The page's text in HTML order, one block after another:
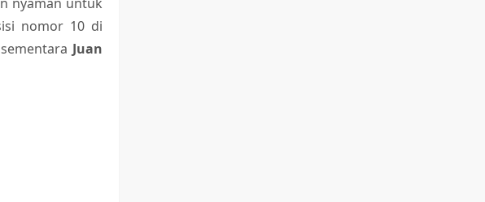
nomor 10 di
Juan